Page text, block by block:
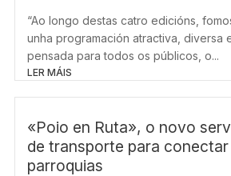
“Ao longo destas catro edicións,
unha programación atractiva, diversa
pensada para todos os públicos, o...
LER MÁIS
«Poio en Ruta», o novo
de transporte para
parroquias